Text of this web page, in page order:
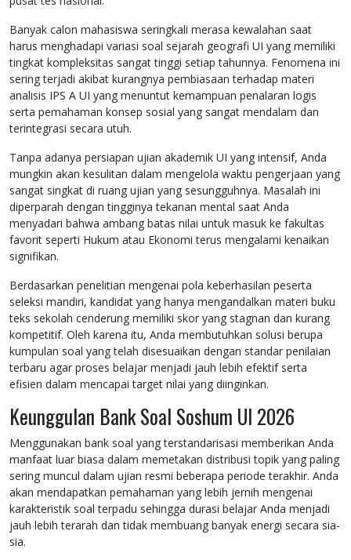
Banyak calon mahasiswa seringkali merasa kewalahan saat
harus menghadapi variasi soal sejarah geografi UI yang memiliki
tingkat kompleksitas sangat tinggi setiap tahunnya. Fenomena ini
sering terjadi akibat kurangnya pembiasaan terhadap materi
analisis IPS A UI yang menuntut kemampuan penalaran logis
serta pemahaman konsep sosial yang sangat mendalam dan
terintegrasi secara utuh.
Tanpa adanya persiapan ujian akademik UI yang intensif, Anda
mungkin akan kesulitan dalam mengelola waktu pengerjaan yang
sangat singkat di ruang ujian yang sesungguhnya. Masalah ini
diperparah dengan tingginya tekanan mental saat Anda
menyadari bahwa ambang batas nilai untuk masuk ke fakultas
favorit seperti Hukum atau Ekonomi terus mengalami kenaikan
signifikan.
Berdasarkan penelitian mengenai pola keberhasilan peserta
seleksi mandiri, kandidat yang hanya mengandalkan materi buku
teks sekolah cenderung memiliki skor yang stagnan dan kurang
kompetitif. Oleh karena itu, Anda membutuhkan solusi berupa
kumpulan soal yang telah disesuaikan dengan standar penilaian
terbaru agar proses belajar menjadi jauh lebih efektif serta
efisien dalam mencapai target nilai yang diinginkan.
Keunggulan Bank Soal Soshum UI 2026
Menggunakan bank soal yang terstandarisasi memberikan Anda
manfaat luar biasa dalam memetakan distribusi topik yang paling
sering muncul dalam ujian resmi beberapa periode terakhir. Anda
akan mendapatkan pemahaman yang lebih jernih mengenai
karakteristik soal terpadu sehingga durasi belajar Anda menjadi
jauh lebih terarah dan tidak membuang banyak energi secara sia-
sia.